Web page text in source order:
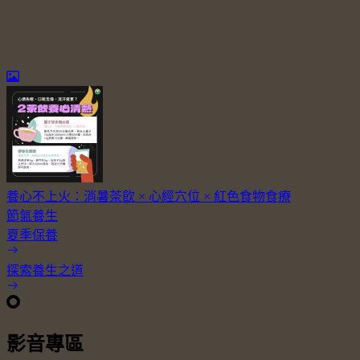
養心不上火：消暑茶飲 × 心經穴位 × 紅色食物食療
節氣養生
夏季保養
探索養生之道
影音專區